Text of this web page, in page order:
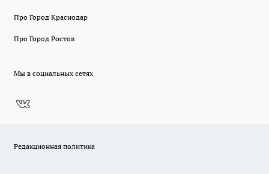
Про Город Краснодар
Про Город Ростов
Мы в социальных сетях
Редакционная политика